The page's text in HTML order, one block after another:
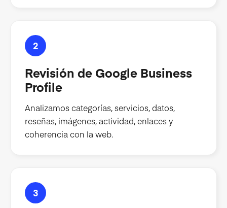
2
Revisión de Google Business
Profile
Analizamos categorías, servicios, datos,
reseñas, imágenes, actividad, enlaces y
coherencia con la web.
3